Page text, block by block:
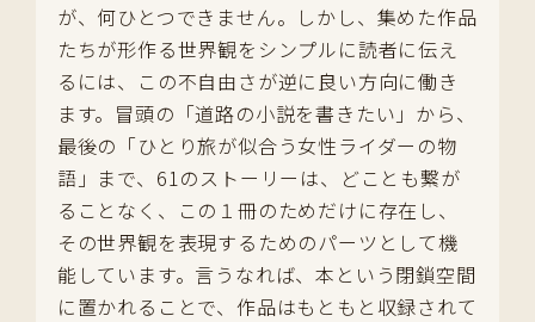
が、何ひとつできません。しかし、集めた作品
たちが形作る世界観をシンプルに読者に伝え
るには、この不自由さが逆に良い方向に働き
ます。冒頭の「道路の小説を書きたい」から、
最後の「ひとり旅が似合う女性ライダーの物
語」まで、61のストーリーは、どことも繋が
ることなく、この１冊のためだけに存在し、
その世界観を表現するためのパーツとして機
能しています。言うなれば、本という閉鎖空間
に置かれることで、作品はもともと収録されて